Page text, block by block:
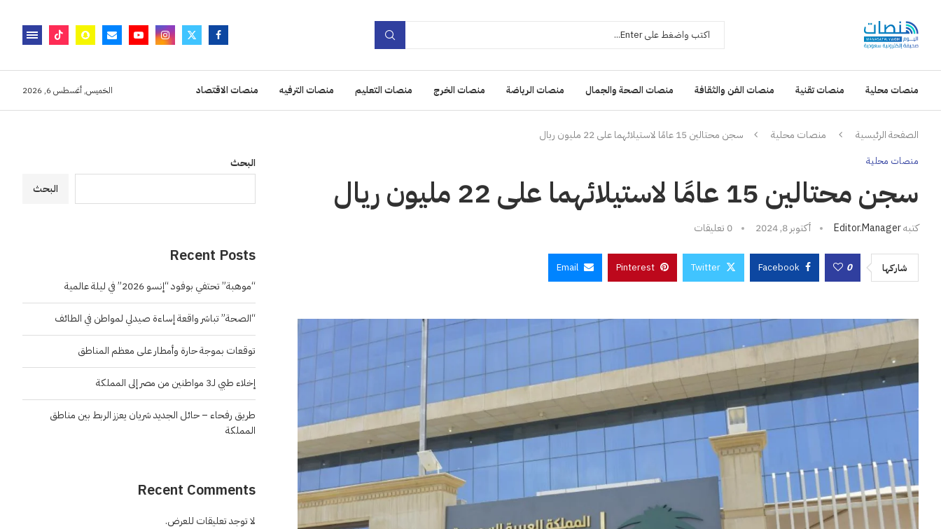
منصات محلية منصات تقنية منصات الفن والثقافة منصات الصحة والجمال منصات الرياضة منصات الخرج منصات التعليم منصات الترفيه منصات الاقتصاد الخميس, أغسطس 6, 2026
الصفحة الرئيسية منصات محلية سجن محتالين 15 عامًا لاستيلائهما على 22 مليون ريال
منصات محلية
سجن محتالين 15 عامًا لاستيلائهما على 22 مليون ريال
كتبهEditor.manager أكتوبر 8, 2024 0 تعليقات
شاركها 0
Facebook
Twitter
Pinterest
Email
البحث
البحث
Recent Posts
“موهبة” تحتفي بوفود “إنسو 2026” في ليلة عالمية
“الصحة” تباشر واقعة إساءة صيدلي لمواطن في الطائف
توقعات بموجة حارة وأمطار على معظم المناطق
إخلاء طبي لـ3 مواطنين من مصر إلى المملكة
طريق رفحاء – حائل الجديد شريان يعزز الربط بين مناطق
المملكة
Recent Comments
لا توجد تعليقات للعرض.